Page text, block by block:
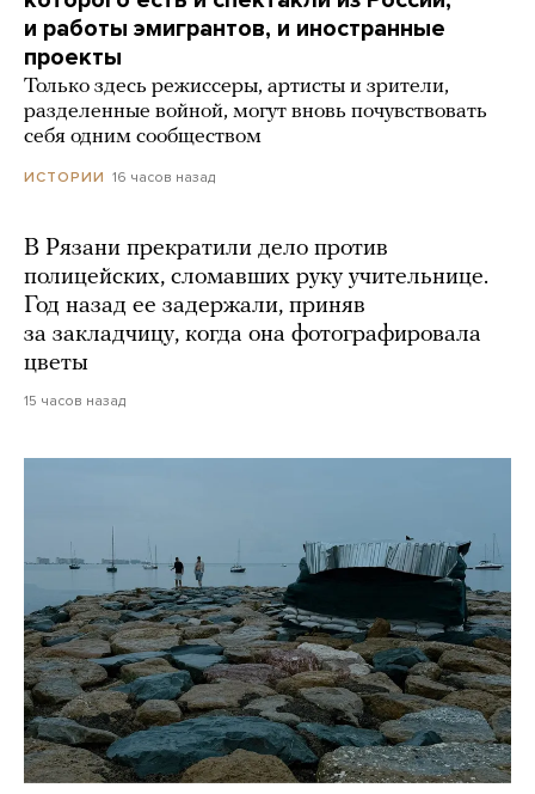
и работы эмигрантов, и иностранные
проекты
Только здесь режиссеры, артисты и зрители,
разделенные войной, могут вновь почувствовать
себя одним сообществом
ИСТОРИИ 16 часов назад
В Рязани прекратили дело против
полицейских, сломавших руку учительнице.
Год назад ее задержали, приняв
за закладчицу, когда она фотографировала
цветы
15 часов назад